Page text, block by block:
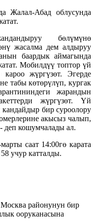
Жалал-Абад облусунда
бөлүмүнө
жасалма дем алдыруу
баардык аймагында
Мобилдүү топтор үй
кароо жүргүзөт. Эгерде
табы көтөрүлүп, кургак
жарандын
жүргүзөт. Үй
бир суроолору
акысыз чалып,
деп кошумчалады ал.
саат 14:00гө карата
учур катталды.
районунун бир
ооруканасына